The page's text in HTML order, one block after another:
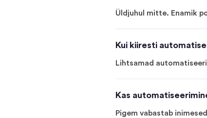
Üldjuhul mitte. Enamik
Kui kiiresti
Lihtsamad
Kas
Pigem vabastab